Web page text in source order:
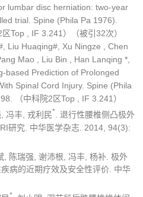
lumbar disc herniation: two-year
trial. Spine (Phila Pa 1976).
Top , IF 3.241）（被引32次）
Liu Huaqing#, Xu Ningze , Chen
Mao , Liu Bin , Han Lanqing *,
based Prediction of Prolonged
Spinal Cord Injury. Spine (Phila
（中科院2区Top , IF 3.241）
冯丰, 戎利民*
. 退行性腰椎侧凸极外
研究. 中华医学杂志. 2014, 94(3):
, 陈瑞强, 谢沛根, 冯丰, 杨补. 极外
病的近期疗效及安全性评价. 中华
*